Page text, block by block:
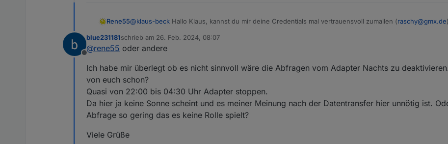
Rene55@klaus-beck Hallo Klaus, kannst du mir deine Credentials mal vertrauensvoll zumailen (raschy@gmx.de
Offline
blue231181schrieb am 26. Feb. 2024, 08:07
zuletzt editiert von
@rene55 oder andere
Ich habe mir überlegt ob es nicht sinnvoll wäre die Abfragen vom Adapter Nachts zu
von euch schon?
Quasi von 22:00 bis 04:30 Uhr Adapter stoppen.
Da hier ja keine Sonne scheint und es meiner Meinung nach der Datentransfer hier unnötig ist.
Abfrage so gering das es keine Rolle spielt?
Viele Grüße